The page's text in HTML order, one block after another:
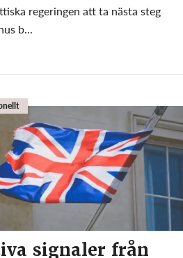
regeringen att ta nästa steg
b...
signaler från